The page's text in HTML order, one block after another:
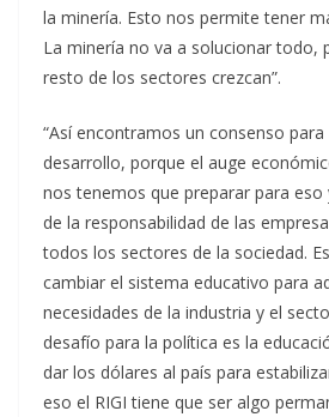
la minería. Esto nos permite tener
La minería no va a solucionar todo,
resto de los sectores crezcan”.
“Así encontramos un consenso para
desarrollo, porque el auge
nos tenemos que preparar para eso
de la responsabilidad de las
todos los sectores de la sociedad.
cambiar el sistema educativo para
necesidades de la industria y el
desafío para la política es la
dar los dólares al país para
eso el RIGI tiene que ser algo